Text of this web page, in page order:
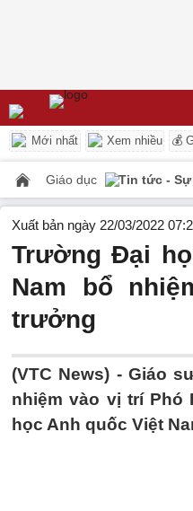
Mới nhất Xem nhiều 💰
Giáo dục Tin tức - Sự
Xuất bản ngày 22/03/2022
Trường Đại
Nam bổ
trưởng
(VTC News) - Giáo
nhiệm vào vị trí
học Anh quốc Việt